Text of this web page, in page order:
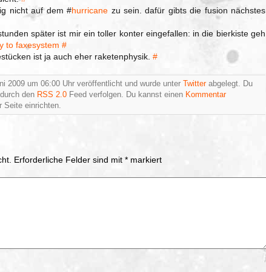
nicht auf dem #hurricane zu sein. dafür gibts die fusion nächstes
später ist mir ein toller konter eingefallen: in die bierkiste geh
to faxesystem #
ist ja auch eher raketenphysik. #
2009 um 06:00 Uhr veröffentlicht und wurde unter Twitterabgelegt. Du
den RSS 2.0 Feed verfolgen. Du kannst einen Kommentar
Seite einrichten.
Erforderliche Felder sind mit * markiert